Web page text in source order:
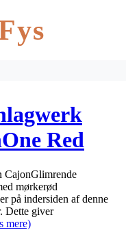
Red
Cajon
CajonGlimrende
mørkerød
på indersiden af denne
Dette giver
mere)